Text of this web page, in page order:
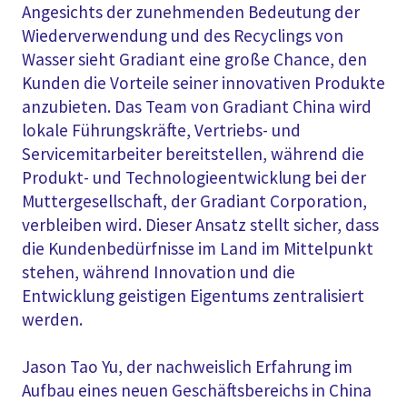
Angesichts der zunehmenden Bedeutung der
Wiederverwendung und des Recyclings von
Wasser sieht Gradiant eine große Chance, den
Kunden die Vorteile seiner innovativen Produkte
anzubieten. Das Team von Gradiant China wird
lokale Führungskräfte, Vertriebs- und
Servicemitarbeiter bereitstellen, während die
Produkt- und Technologieentwicklung bei der
Muttergesellschaft, der Gradiant Corporation,
verbleiben wird. Dieser Ansatz stellt sicher, dass
die Kundenbedürfnisse im Land im Mittelpunkt
stehen, während Innovation und die
Entwicklung geistigen Eigentums zentralisiert
werden.
Jason Tao Yu, der nachweislich Erfahrung im
Aufbau eines neuen Geschäftsbereichs in China